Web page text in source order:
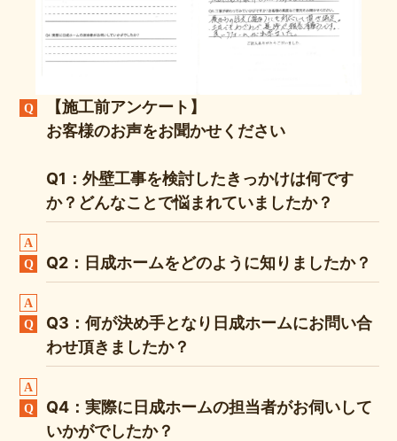
【施工前アンケート】
お客様のお声をお聞かせください
Q1：外壁工事を検討したきっかけは何です
か？どんなことで悩まれていましたか？
Q2：日成ホームをどのように知りましたか？
Q3：何が決め手となり日成ホームにお問い合
わせ頂きましたか？
Q4：実際に日成ホームの担当者がお伺いして
いかがでしたか？